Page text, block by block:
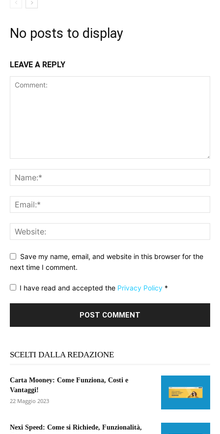
No posts to display
LEAVE A REPLY
Save my name, email, and website in this browser for the
next time I comment.
I have read and accepted the Privacy Policy *
SCELTI DALLA REDAZIONE
Carta Mooney: Come Funziona, Costi e
Vantaggi!
22 Maggio 2023
Nexi Speed: Come si Richiede, Funzionalità,